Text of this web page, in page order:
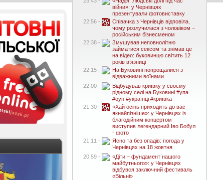
війни»: у Чернівцях
презентували фотовиставку
22:56 -
Співачка з Чернівців відповіла,
чому розлучилася з чоловіком –
російським бізнесменом
22:38 -
Змушував неповнолітню
займатися сексом та знімав це
на відео: буковинцю світить 12
років в’язниці
22:15 -
На Буковині попрощалися з
відважними воїнами
22:00 -
Відбудував криївку у своєму
рідному селі на Буковині #упа
#оун #українці #криївка
21:30 -
«Хай осінь приходить до вас
якнайпізніше»: у Чернівцях із
благодійним концертом
виступив легендарний Іво Бобул
- фото
21:11 -
Ясно та без опадів: погода у
Чернівцях на 18 жовтня
20:59 -
«Діти – фундамент нашого
майбутнього»: у Чернівцях
відбувся заключний фестиваль
«Вільні»